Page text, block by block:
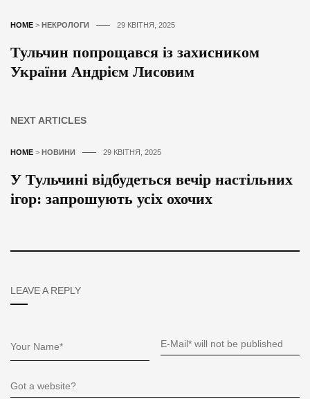
HOME > НЕКРОЛОГИ 29 КВІТНЯ, 2025
Тульчин попрощався із захисником
України Андрієм Лисовим
NEXT ARTICLES
HOME > НОВИНИ 29 КВІТНЯ, 2025
У Тульчині відбудеться вечір настільних
ігор: запрошують усіх охочих
LEAVE A REPLY